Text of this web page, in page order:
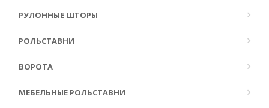
РУЛОННЫЕ ШТОРЫ
РОЛЬСТАВНИ
ВОРОТА
МЕБЕЛЬНЫЕ РОЛЬСТАВНИ